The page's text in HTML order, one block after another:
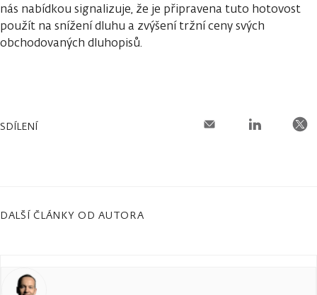
nás nabídkou signalizuje, že je připravena tuto hotovost
použít na snížení dluhu a zvýšení tržní ceny svých
obchodovaných dluhopisů.
SDÍLENÍ
DALŠÍ ČLÁNKY OD AUTORA